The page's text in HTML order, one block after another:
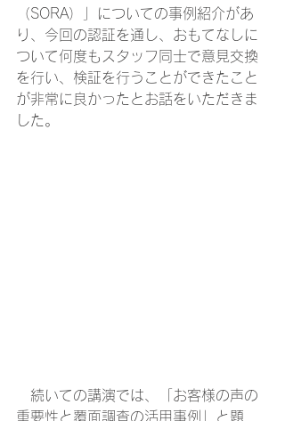
（SORA）」についての事例紹介があ
り、今回の認証を通し、おもてなしに
ついて何度もスタッフ同士で意見交換
を行い、検証を行うことができたこと
が非常に良かったとお話をいただきま
した。
続いての講演では、「お客様の声の
重要性と覆面調査の活用事例」と題